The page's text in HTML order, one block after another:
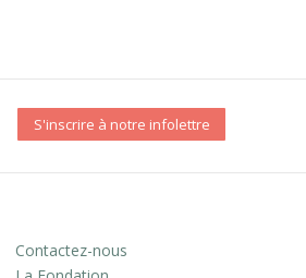
S'inscrire à notre infolettre
Contactez-nous